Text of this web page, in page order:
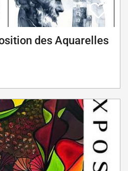
des Aquarelles